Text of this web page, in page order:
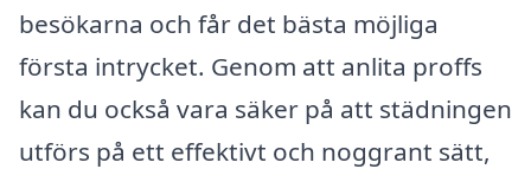
besökarna och får det bästa möjliga
första intrycket. Genom att anlita proffs
kan du också vara säker på att städningen
utförs på ett effektivt och noggrant sätt,